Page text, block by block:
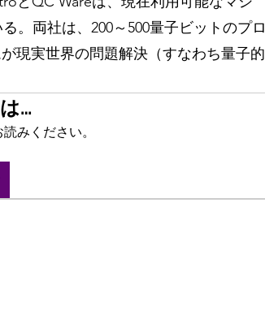
。両社は、200～500量子ビットのプロ
現実世界の問題解決（すなわち量子的
…
みください。